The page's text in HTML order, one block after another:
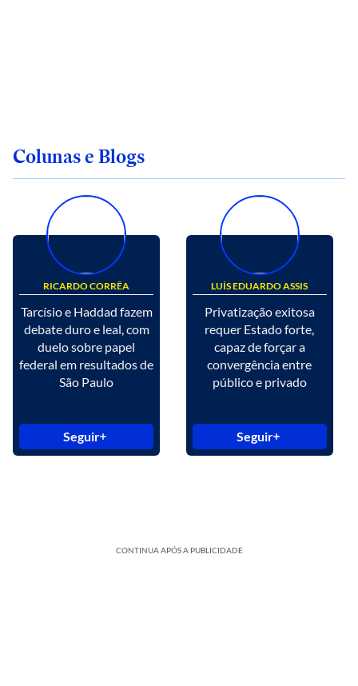
Colunas e Blogs
RICARDO CORRÊA
Tarcísio e Haddad fazem
debate duro e leal, com
duelo sobre papel
federal em resultados de
São Paulo
Seguir
LUÍS EDUARDO ASSIS
Privatização exitosa
requer Estado forte,
capaz de forçar a
convergência entre
público e privado
Seguir
CONTINUA APÓS A PUBLICIDADE